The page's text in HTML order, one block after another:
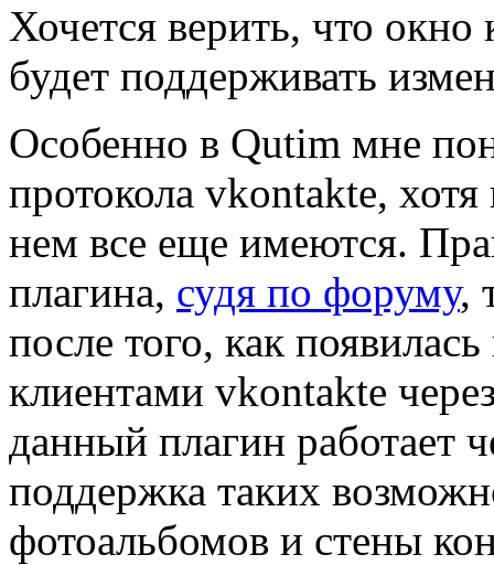
Хочется верить, что окно
будет поддерживать
Особенно в Qutim мне
протокола vkontakte,
нем все еще имеются.
плагина, судя по форуму,
после того, как
клиентами vkontakte
данный плагин работает
поддержка таких
фотоальбомов и стены